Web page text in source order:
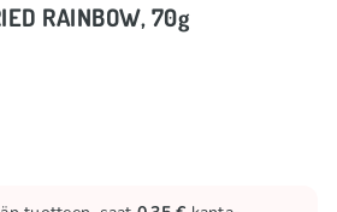
RAINBOW, 70g